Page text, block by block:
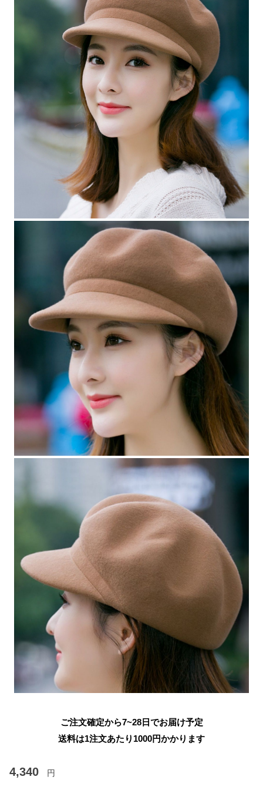
ご注文確定から7~28日でお届け予定
送料は1注文あたり 1000円かかります
4,340 円